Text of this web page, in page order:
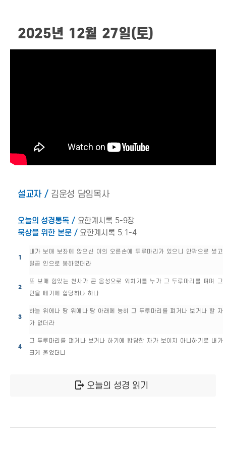
2025년 12월 27일(토)
설교자 /김운성 담임목사
오늘의 성경통독 /요한계시록 5-9장
묵상을 위한 본문 /요한계시록 5:1-4
1
내가 보매 보좌에 앉으신 이의 오른손에 두루마리가 있으니 안팎으로 썼고
일곱 인으로 봉하였더라
2
또 보매 힘있는 천사가 큰 음성으로 외치기를 누가 그 두루마리를 펴며 그
인을 떼기에 합당하냐 하나
3
하늘 위에나 땅 위에나 땅 아래에 능히 그 두루마리를 펴거나 보거나 할 자
가 없더라
4
그 두루마리를 펴거나 보거나 하기에 합당한 자가 보이지 아니하기로 내가
크게 울었더니
오늘의 성경 읽기